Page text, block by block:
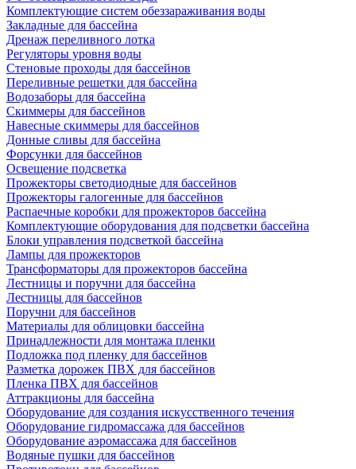
Комплектующие систем обеззараживания воды
Закладные для бассейна
Дренаж переливного лотка
Регуляторы уровня воды
Стеновые проходы для бассейнов
Переливные решетки для бассейна
Водозаборы для бассейна
Скиммеры для бассейнов
Навесные скиммеры для бассейнов
Донные сливы для бассейна
Форсунки для бассейнов
Освещение подсветка
Прожекторы светодиодные для бассейнов
Прожекторы галогенные для бассейнов
Распаечные коробки для прожекторов бассейна
Комплектующие оборудования для подсветки бассейна
Блоки управления подсветкой бассейна
Лампы для прожекторов
Трансформаторы для прожекторов бассейна
Лестницы и поручни для бассейна
Лестницы для бассейнов
Поручни для бассейнов
Материалы для облицовки бассейна
Принадлежности для монтажа пленки
Подложка под пленку для бассейнов
Разметка дорожек ПВХ для бассейнов
Пленка ПВХ для бассейнов
Аттракционы для бассейна
Оборудование для создания искусственного течения
Оборудование гидромассажа для бассейнов
Оборудование аэромассажа для бассейнов
Водяные пушки для бассейнов